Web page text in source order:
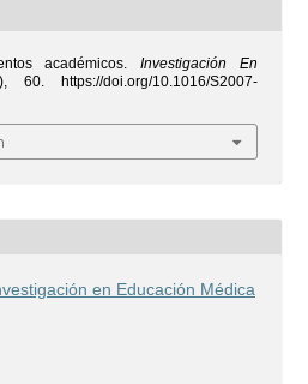
académicos.Investigación En
60. https://doi.org/10.1016/S2007-
en Educación Médica